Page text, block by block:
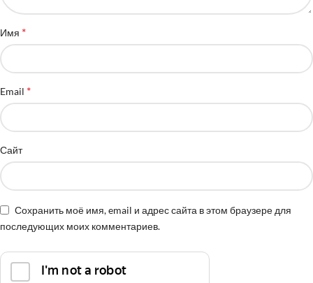
Имя *
Email *
Сайт
Сохранить моё имя, email и адрес сайта в этом браузере для
последующих моих комментариев.